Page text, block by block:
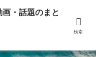
写真、画像、動画でまとめて
・話題のまと
検索